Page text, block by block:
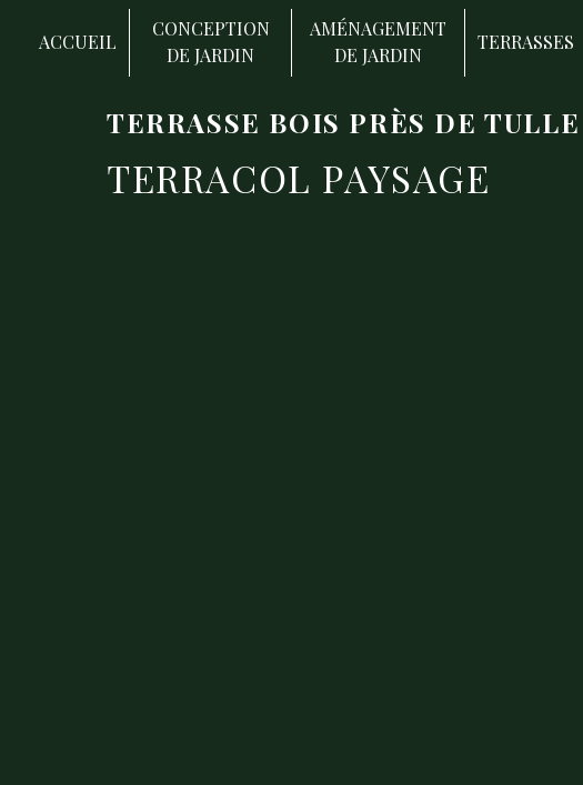
ACCUEIL
CONCEPTION
DE JARDIN
AMÉNAGEMENT
DE JARDIN
TERRASSES
TERRASSE BOIS PRÈS DE TULLE
TERRACOL PAYSAGE
Panneau de gestion des cookies